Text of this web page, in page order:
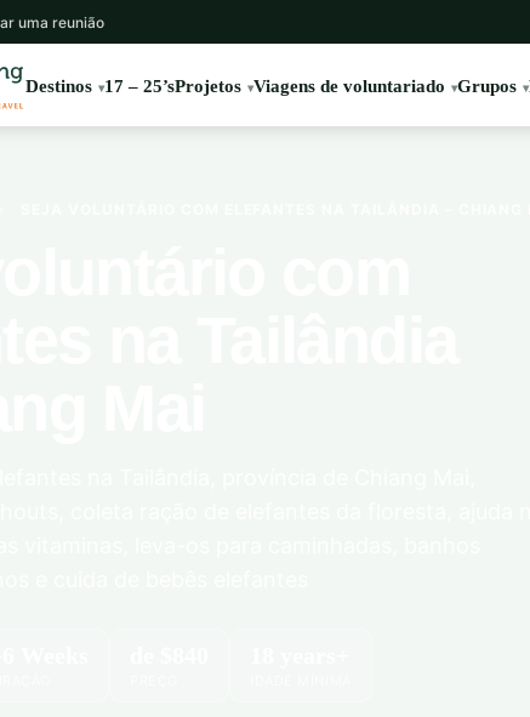
uma reunião
Destinos 17 – 25’sProjetos Viagens de voluntariado Grupos